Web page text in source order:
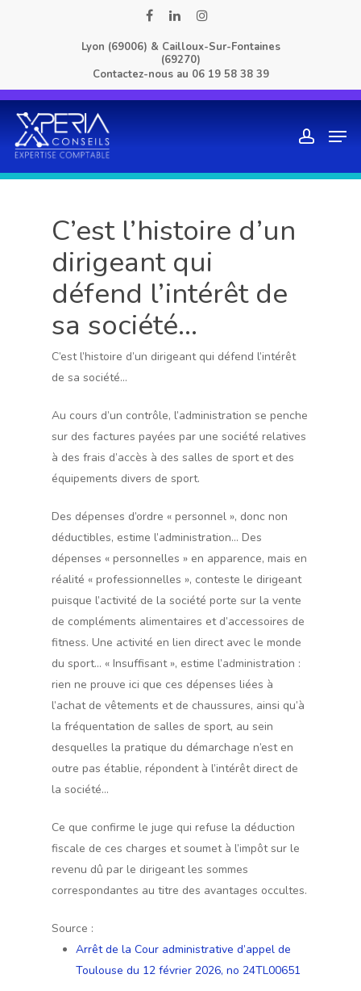
facebooklinkedininstagram
Lyon (69006) & Cailloux-Sur-Fontaines
(69270)
Contactez-nous au 06 19 58 38 39
C’est l’histoire d’un
dirigeant qui
défend l’intérêt de
sa société…
C’est l’histoire d’un dirigeant qui défend l’intérêt
de sa société…
Au cours d’un contrôle, l’administration se penche
sur des factures payées par une société relatives
à des frais d’accès à des salles de sport et des
équipements divers de sport.
Des dépenses d’ordre « personnel », donc non
déductibles, estime l’administration… Des
dépenses « personnelles » en apparence, mais en
réalité « professionnelles », conteste le dirigeant
puisque l’activité de la société porte sur la vente
de compléments alimentaires et d’accessoires de
fitness. Une activité en lien direct avec le monde
du sport… « Insuffisant », estime l’administration :
rien ne prouve ici que ces dépenses liées à
l’achat de vêtements et de chaussures, ainsi qu’à
la fréquentation de salles de sport, au sein
desquelles la pratique du démarchage n’est en
outre pas établie, répondent à l’intérêt direct de
la société…
Ce que confirme le juge qui refuse la déduction
fiscale de ces charges et soumet à l’impôt sur le
revenu dû par le dirigeant les sommes
correspondantes au titre des avantages occultes.
Source :
Arrêt de la Cour administrative d’appel de
Toulouse du 12 février 2026, no 24TL00651